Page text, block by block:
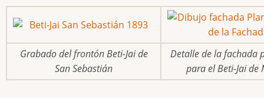
Grabado del frontón Beti-Jai de
San Sebastián
Detalle de la fachada
para el Beti-Jai de